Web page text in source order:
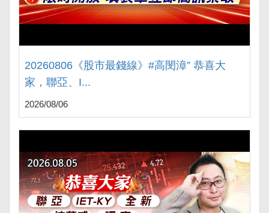
20260806《股市最錢線》#高閔漳” 恭喜大
家，聯亞、I...
2026/08/06